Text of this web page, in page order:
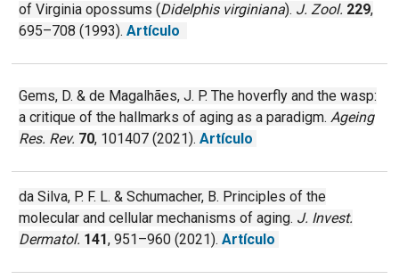
of Virginia opossums (Didelphis virginiana). J. Zool. 229,
695–708 (1993).Artículo
Gems, D. & de Magalhães, J. P. The hoverfly and the wasp:
a critique of the hallmarks of aging as a paradigm.Ageing
Res. Rev. 70, 101407 (2021).Artículo
da Silva, P. F. L. & Schumacher, B. Principles of the
molecular and cellular mechanisms of aging. J. Invest.
Dermatol. 141, 951–960 (2021).Artículo